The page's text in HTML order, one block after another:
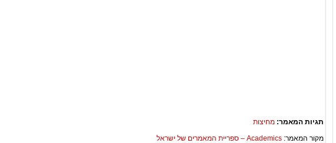
תגיות המאמר: מחיצות
מקור המאמר: Academics – ספריית המאמרים של ישראל